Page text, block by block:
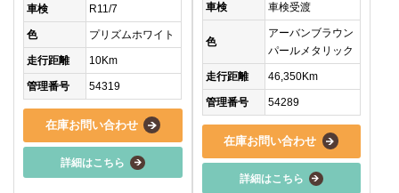
車検 R11/7
色 プリズムホワイト
走行距離 10Km
管理番号 54319
在庫お問い合わせ
詳細はこちら
車検 車検受渡
色
アーバンブラウン
パールメタリック
走行距離 46,350Km
管理番号 54289
在庫お問い合わせ
詳細はこちら